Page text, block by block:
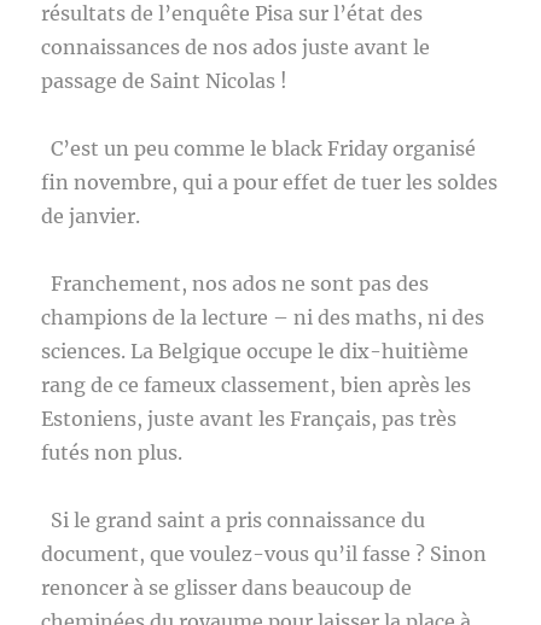
résultats de l’enquête Pisa sur l’état des
connaissances de nos ados juste avant le
passage de Saint Nicolas !
C’est un peu comme le black Friday organisé
fin novembre, qui a pour effet de tuer les soldes
de janvier.
Franchement, nos ados ne sont pas des
champions de la lecture – ni des maths, ni des
sciences. La Belgique occupe le dix-huitième
rang de ce fameux classement, bien après les
Estoniens, juste avant les Français, pas très
futés non plus.
Si le grand saint a pris connaissance du
document, que voulez-vous qu’il fasse ? Sinon
renoncer à se glisser dans beaucoup de